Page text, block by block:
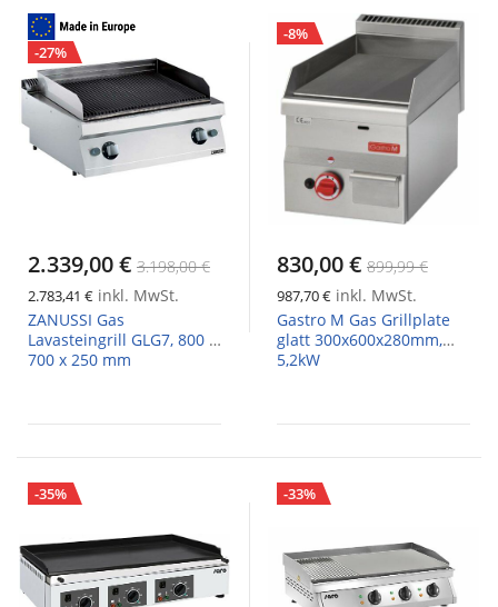
-27%
2.339,00 € 3.198,00 €
2.783,41 € inkl. MwSt.
ZANUSSI Gas
Lavasteingrill GLG7, 800 x
700 x 250 mm
-8%
830,00 € 899,99 €
987,70 € inkl. MwSt.
Gastro M Gas Grillplate
glatt 300x600x280mm,
5,2kW
-35% -33%